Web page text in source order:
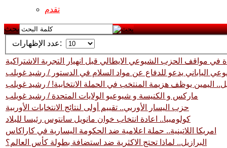
تقدم
بحث
عدد الإظهارات:
في مواقف الحزب الشيوعي الايطالي قبل انهيار التجربة الاشتراكية
الياباني يدعو للدفاع عن مواد السلام في الدستور / رشيد غويلب
اليمين يوظف هزيمة المنتخب في الحملة الانتخابية! / رشيد غويلب
ماركس و الكنيسة و شيوعيو الولايات المتحدة / رشيد غويلب
حزب اليسار الأوربي.. تقييم أولى لنتائج الانتخابات الأوربية
كولومبيا.. اعادة انتخاب خوان مانويل سانتوس رئيسا للبلاد
امريكا اللاتينية.. حملة اعلامية ضد الحكومة اليسارية في كاراكاس
البرازيل.. لماذا تحتج الاكثرية ضد استضافة بطولة كأس العالم؟